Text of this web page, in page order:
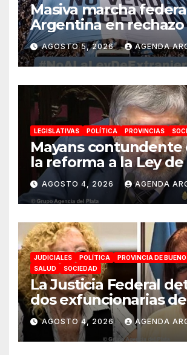
Masiva marcha
Argentina en rechazo
reforma de la Ley de
impulsada por Milei:
soberanía no se
AGOSTO 5, 2026 AGENDA
LEGISLATIVAS POLÍTICA PROVINCIAS
Mayans contundente
la reforma a la Ley de
«Esta ley vende el
AGOSTO 4, 2026 AGENDA
JUDICIALES POLÍTICA
PROVINCIA DE
SALUD
SOCIEDAD
La Justicia Federal
dos exfuncionarias
ANMAT y el INAME
causa del fentanilo
contaminado
AGOSTO 4, 2026 AGENDA